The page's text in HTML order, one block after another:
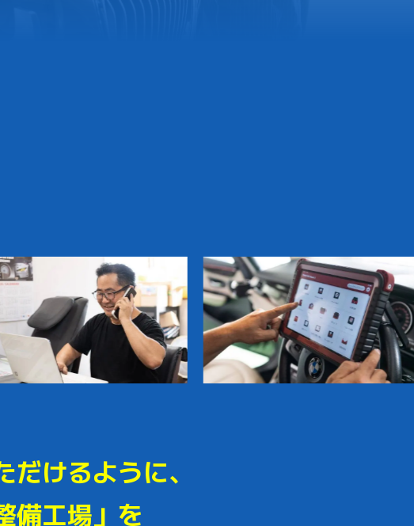
けるように、
備工場」を